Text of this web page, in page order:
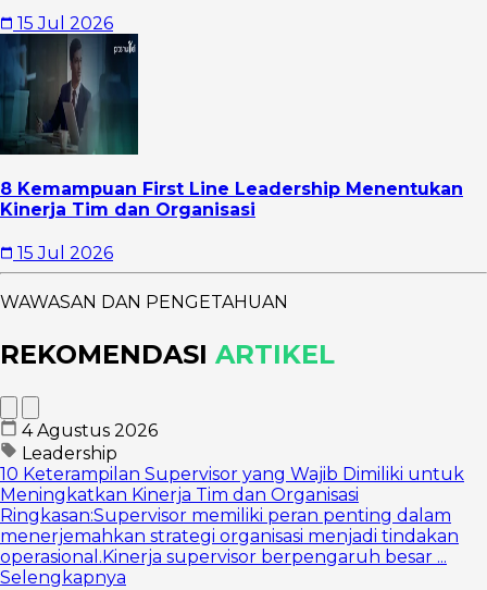
15 Jul 2026
8 Kemampuan First Line Leadership Menentukan
Kinerja Tim dan Organisasi
15 Jul 2026
WAWASAN DAN PENGETAHUAN
REKOMENDASI ARTIKEL
4 Agustus 2026
Leadership
10 Keterampilan Supervisor yang Wajib Dimiliki untuk
Meningkatkan Kinerja Tim dan Organisasi
Ringkasan:Supervisor memiliki peran penting dalam
menerjemahkan strategi organisasi menjadi tindakan
operasional.Kinerja supervisor berpengaruh besar ...
Selengkapnya